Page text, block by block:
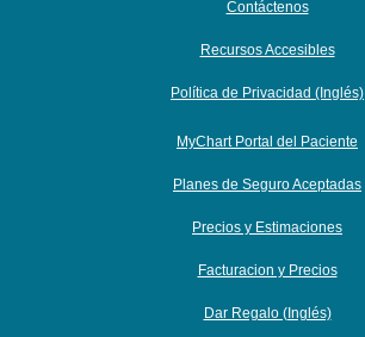
Contáctenos
Recursos Accesibles
Política de Privacidad (Inglés)
MyChart Portal del Paciente
Planes de Seguro Aceptadas
Precios y Estimaciones
Facturacion y Precios
Dar Regalo (Inglés)